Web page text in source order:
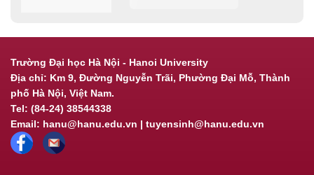
Trường Đại học Hà Nội - Hanoi University
Địa chỉ: Km 9, Đường Nguyễn Trãi, Phường Đại Mỗ, Thành
phố Hà Nội, Việt Nam.
Tel: (84-24) 38544338
Email: hanu@hanu.edu.vn | tuyensinh@hanu.edu.vn